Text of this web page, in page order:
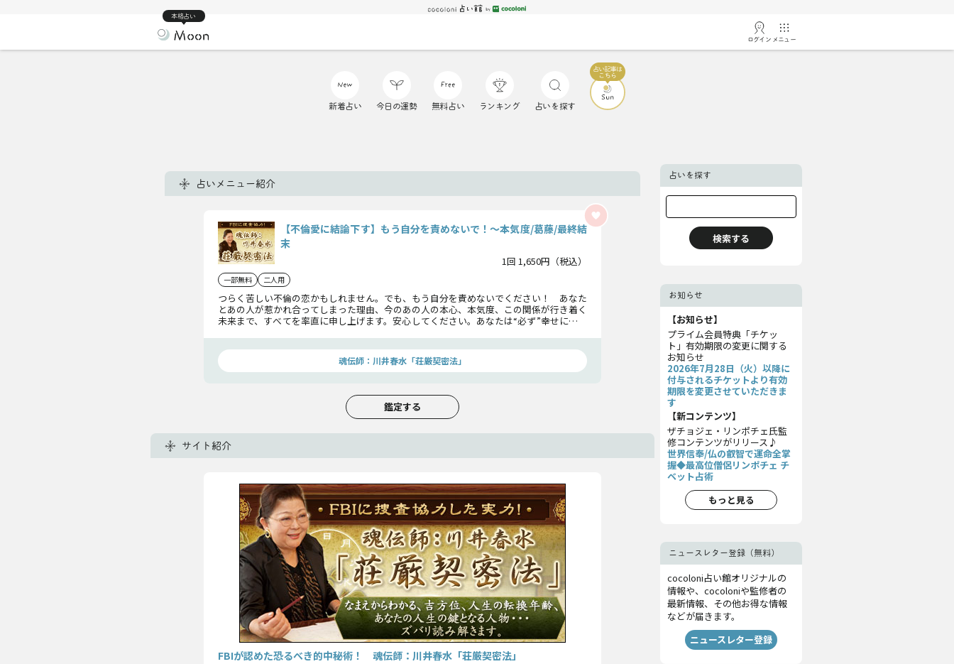
本格占い
ログイン メニュー
新着占い 今日の運勢 無料占い ランキング 占いを探す
占いメニュー紹介
【不倫愛に結論下す】もう自分を責めないで！〜本気度/葛藤/最終結
末
1回 1,650円（税込）
一部無料 二人用
つらく苦しい不倫の恋かもしれません。でも、もう自分を責めないでください！ あなた
とあの人が惹かれ合ってしまった理由、今のあの人の本心、本気度、この関係が行き着く
未来まで、すべてを率直に申し上げます。安心してください。あなたは“必ず”幸せになれ
魂伝師：川井春水「荘厳契密法」
鑑定する
サイト紹介
FBIが認めた恐るべき的中秘術！ 魂伝師：川井春水「荘厳契密法」
占いを探す
お知らせ
【お知らせ】
プライム会員特典「チケッ
ト」有効期限の変更に関する
お知らせ
2026年7月28日（火）以降に
付与されるチケットより有効
期限を変更させていただきま
す
【新コンテンツ】
ザチョジェ・リンポチェ氏監
修コンテンツがリリース♪
世界信奉/仏の叡智で運命全掌
握◆最高位僧侶リンポチェ チ
ベット占術
もっと見る
ニュースレター登録（無料）
cocoloni占い館オリジナルの
情報や、cocoloniや監修者の
最新情報、その他お得な情報
などが届きます。
ニュースレター登録